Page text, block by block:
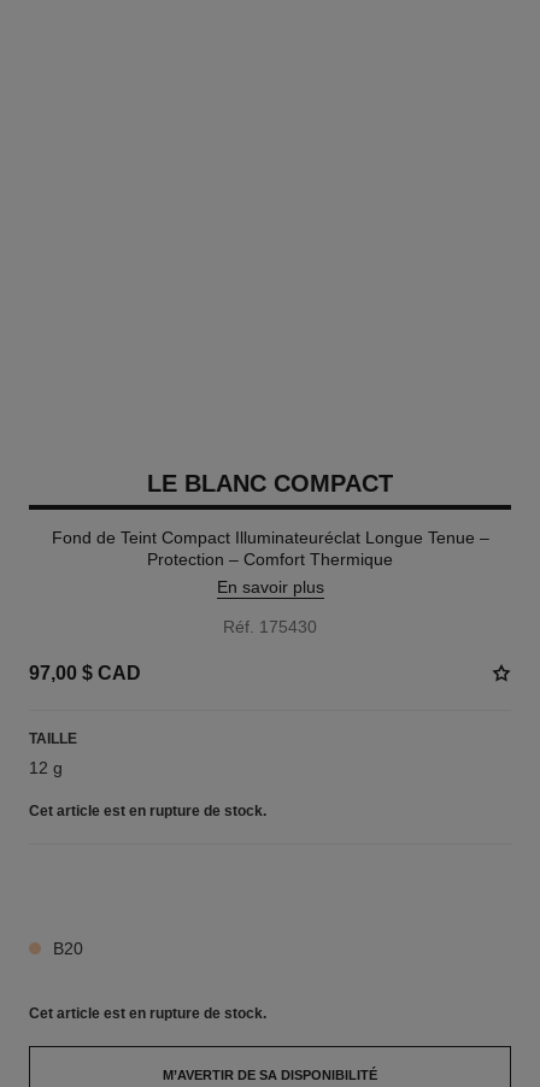
LE BLANC COMPACT
Fond de Teint Compact Illuminateuréclat Longue Tenue –
Protection – Comfort Thermique
En savoir plus
Réf. 175430
97,00 $ CAD
TAILLE
12 g
Cet article est en rupture de stock.
B20
Cet article est en rupture de stock.
M’AVERTIR DE SA DISPONIBILITÉ